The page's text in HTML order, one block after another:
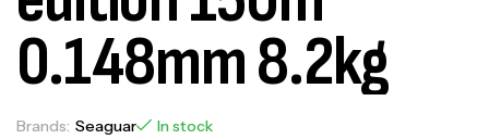
0.148mm 8.2kg
Brands: Seaguar In stock